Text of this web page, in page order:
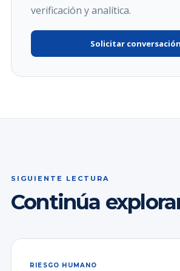
verificación y analítica.
Solicitar conversación
SIGUIENTE LECTURA
Continúa
RIESGO HUMANO